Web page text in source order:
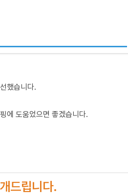
했습니다.
에 도움었으면 좋겠습니다.
드립니다.